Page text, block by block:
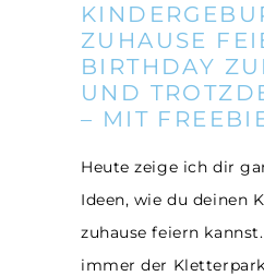
ZUHAUSE
BIRTHDAY
UND
– MIT
Heute zeige ich dir
Ideen, wie du deinen
zuhause feiern
immer der